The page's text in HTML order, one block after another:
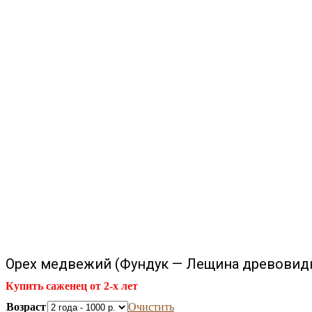
Орех медвежий (Фундук — Лещина
Купить саженец от 2-х лет
Возраст
Очистить